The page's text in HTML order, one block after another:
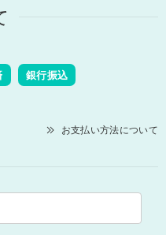
銀行振込
お支払い方法について